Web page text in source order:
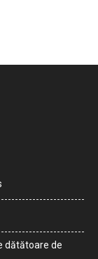
dătătoare de